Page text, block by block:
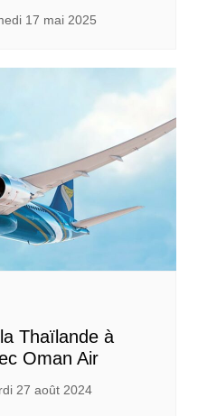
17 mai 2025
Thaïlande à
Oman Air
27 août 2024